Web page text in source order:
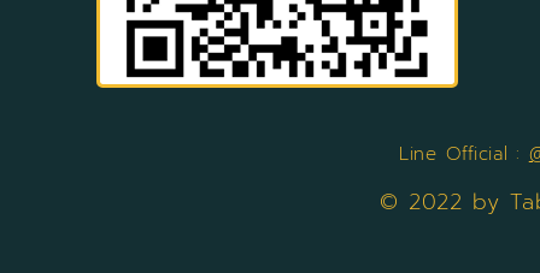
Line Official :
© 2022 by